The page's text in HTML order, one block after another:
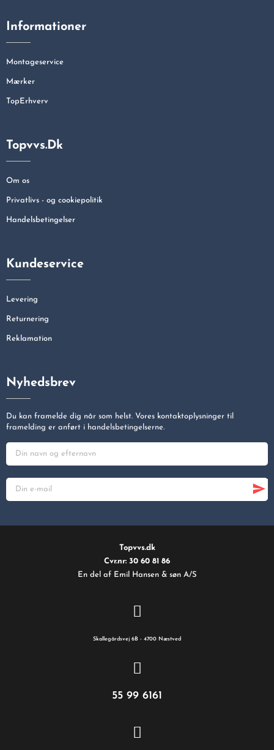
Informationer
Montageservice
Mærker
TopErhverv
Topvvs.dk
Om os
Privatlivs - og cookiepolitik
Handelsbetingelser
Kundeservice
Levering
Returnering
Reklamation
Nyhedsbrev
Du kan framelde dig når som helst. Vores kontaktoplysninger til
framelding er anført i handelsbetingelserne.
Topvvs.dk
Cvr.nr: 30 60 81 86
En del af Emil Hansen & søn A/S
Skallegårdsvej 6B - 4700 Næstved
55 99 6161